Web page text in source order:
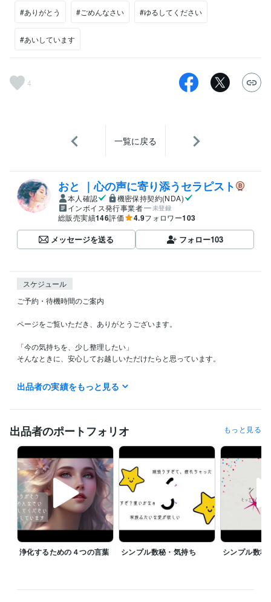
#ありがとう #ごめんなさい #ゆるしてください
#あいしています
4
一覧に戻る
おと ｜心の声に寄り添うセラピスト
本人確認
機密保持契約(NDA)
インボイス発行事業者
未登録
総販売実績146評価 4.9フォロワー103
メッセージを送る フォロー103
スケジュール
ご予約・待機時間のご案内
ページをご覧いただき、ありがとうございます。
「今の気持ちを、少し整理したい」
そんなときに、安心してお越しいただけたらと思っています。
夜の待機について
その日の状況によりますが、
タイミングが合えばそのままご利用いただけます。
「今、少しだけ話したい」
そんな夜にも、静かにお待ちしています。
ご予約枠について
落ち着いて対話をしたい方のために、
事前予約もお受けしています。
出品者の実績をもっと見る
出品者のポートフォリオ もっと見る
浄化するための４つの言葉 シンプル数秘・気持ち シンプル数秘